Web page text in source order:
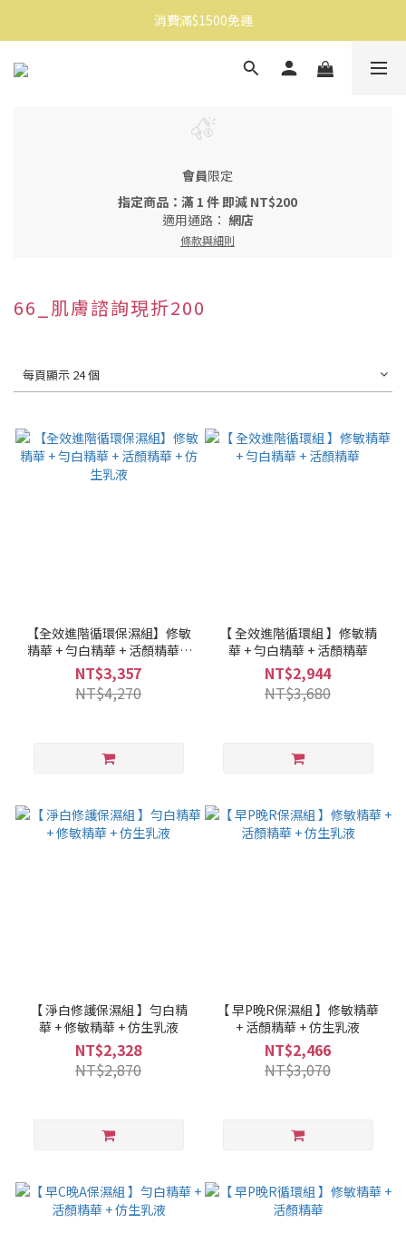
消費滿$1500免運
消費滿$1500免運
註冊會員享$100購物金
會員限定
指定商品：滿 1 件 即減 NT$200
適用通路： 網店
條款與細則
66_肌膚諮詢現折200
每頁顯示 24 個
【全效進階循環保濕組】修敏
精華 + 勻白精華 + 活顏精華 +
仿生乳液
NT$3,357
NT$4,270
【 全效進階循環組 】修敏精
華 + 勻白精華 + 活顏精華
NT$2,944
NT$3,680
【 淨白修護保濕組 】勻白精
華 + 修敏精華 + 仿生乳液
NT$2,328
NT$2,870
【 早P晚R保濕組 】修敏精華
+ 活顏精華 + 仿生乳液
NT$2,466
NT$3,070